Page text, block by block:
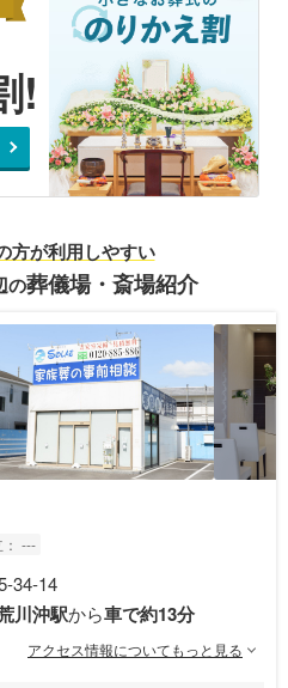
!
方が利用しやすい
の葬儀場・斎場紹介
---
34-14
川沖駅から車で約13分
アクセス情報についてもっと見る